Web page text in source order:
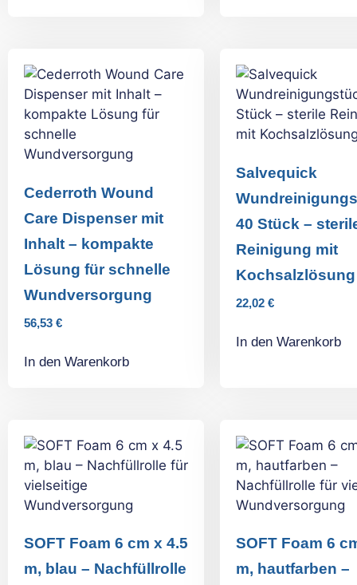
Cederroth Wound
Care Dispenser mit
Inhalt – kompakte
Lösung für schnelle
Wundversorgung
56,53 €
In den Warenkorb
Salvequick
40 Stück –
Reinigung mit
Kochsalzlösung
22,02 €
In den Warenkorb
SOFT Foam 6 cm x 4.5
m, blau – Nachfüllrolle
SOFT Foam 6
m, hautfarben –